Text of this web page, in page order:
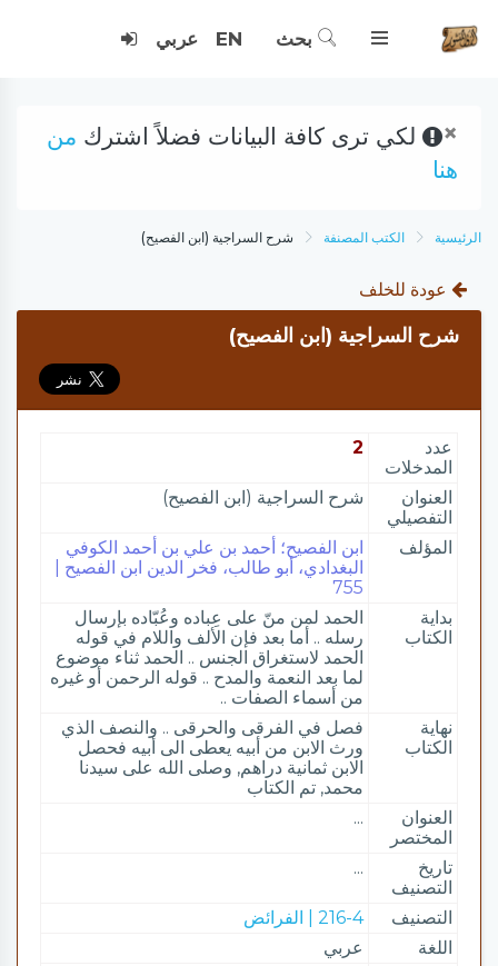
بحث EN عربي
× لكي ترى كافة البيانات فضلاً اشترك من
هنا
الرئيسية الكتب المصنفة شرح السراجية (ابن الفصيح)
عودة للخلف
شرح السراجية (ابن الفصيح)
عدد
المدخلات
2
العنوان
التفصيلي
شرح السراجية (ابن الفصيح)
المؤلف
ابن الفصيح؛ أحمد بن علي بن أحمد الكوفي
البغدادي، أبو طالب، فخر الدين ابن الفصيح |
755
بداية
الكتاب
الحمد لمن منّ على عِباده وعُبّاده بإرسال
رسله .. أما بعد فإن الألف واللام في قوله
الحمد لاستغراق الجنس .. الحمد ثناء موضوع
لما بعد النعمة والمدح .. قوله الرحمن أو غيره
من أسماء الصفات ..
نهاية
الكتاب
فصل في الفرقى والحرقى .. والنصف الذي
ورث الابن من أبيه يعطى الى أبيه فحصل
الابن ثمانية دراهم, وصلى الله على سيدنا
محمد, تم الكتاب
العنوان
المختصر
...
تاريخ
التصنيف
...
التصنيف
216-4 | الفرائض
اللغة
عربي